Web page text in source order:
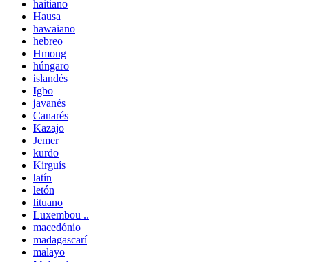
haitiano
Hausa
hawaiano
hebreo
Hmong
húngaro
islandés
Igbo
javanés
Canarés
Kazajo
Jemer
kurdo
Kirguís
latín
letón
lituano
Luxembou ..
macedónio
madagascarí
malayo